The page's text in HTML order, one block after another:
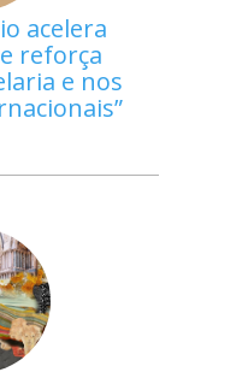
acelera
reforça
e nos